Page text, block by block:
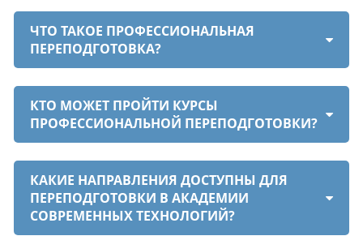
ЧТО ТАКОЕ ПРОФЕССИОНАЛЬНАЯ
ПЕРЕПОДГОТОВКА?
КТО МОЖЕТ ПРОЙТИ КУРСЫ
ПРОФЕССИОНАЛЬНОЙ ПЕРЕПОДГОТОВКИ?
КАКИЕ НАПРАВЛЕНИЯ ДОСТУПНЫ ДЛЯ
ПЕРЕПОДГОТОВКИ В АКАДЕМИИ
СОВРЕМЕННЫХ ТЕХНОЛОГИЙ?